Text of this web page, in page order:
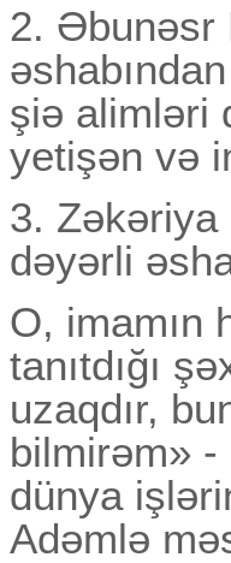
2. Әbunəsr
şiə alimləri
yetişən və
3. Zəkəriya
dəyərli
O, imamın
tanıtdığı
uzaqdır,
bilmirəm»
dünya
Adəmlə